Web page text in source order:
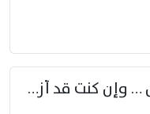
أفاطم مهلا بعض هذا التدلل … وإن كنت قد أزمعت صرمي فأجملي